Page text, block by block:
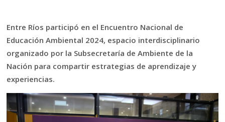
Entre Ríos participó en el Encuentro Nacional de
Educación Ambiental 2024, espacio interdisciplinario
organizado por la Subsecretaría de Ambiente de la
Nación para compartir estrategias de aprendizaje y
experiencias.